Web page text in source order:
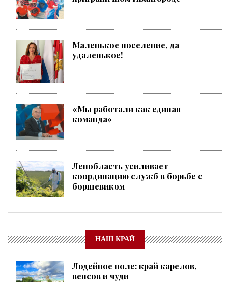
Маленькое поселение, да
удаленькое!
«Мы работали как единая
команда»
Ленобласть усиливает
координацию служб в борьбе с
борщевиком
НАШ КРАЙ
Лодейное поле: край карелов,
вепсов и чуди